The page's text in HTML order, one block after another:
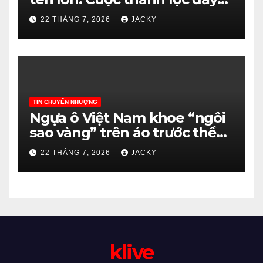
khắc nghiệt dưới thời Carrick
22 THÁNG 7, 2026 JACKY
TIN CHUYỂN NHƯỢNG
Ngựa ô Việt Nam khoe “ngôi
sao vàng” trên áo trước thềm
ASEAN Cup 2026
22 THÁNG 7, 2026 JACKY
klive